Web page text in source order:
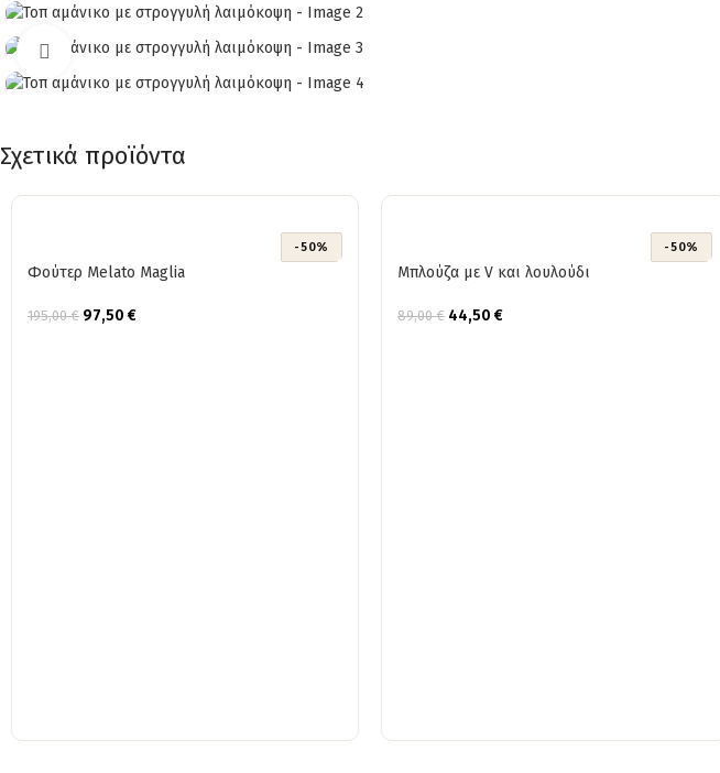
Click to enlarge
Σχετικά προϊόντα
-50%
Φούτερ Melato Maglia
195,00€ 97,50 €
-50%
Μπλούζα με V και λουλούδι
89,00€ 44,50 €